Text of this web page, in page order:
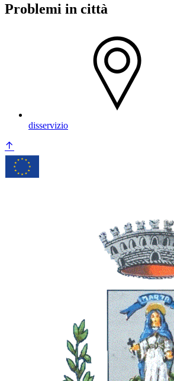
Problemi in città
disservizio